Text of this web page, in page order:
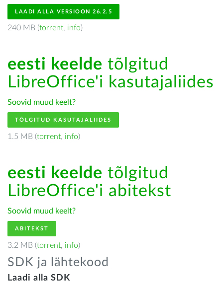
LAADI ALLA VERSIOON 26.2.5
240 MB (torrent, info)
eesti keelde tõlgitud
LibreOffice'i kasutajaliides
Soovid muud keelt?
TÕLGITUD KASUTAJALIIDES
1.5 MB (torrent, info)
eesti keelde tõlgitud
LibreOffice'i abitekst
Soovid muud keelt?
ABITEKST
3.2 MB (torrent, info)
SDK ja lähtekood
Laadi alla SDK